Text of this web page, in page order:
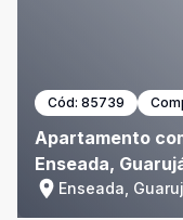
Cód: 85739
Apartamento
Enseada,
Enseada,